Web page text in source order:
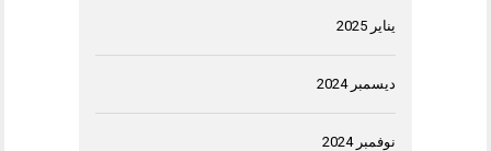
يناير 2025
ديسمبر 2024
نوفمبر 2024